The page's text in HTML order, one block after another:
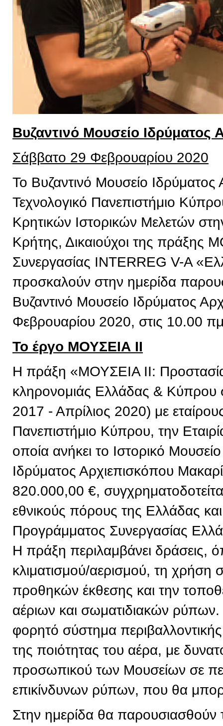
Βυζαντινό Μουσείο Ιδρύματος
Σάββατο 29 Φεβρουαρίου 2020
Το Βυζαντινό Μουσείο
Τεχνολογικό Πανεπιστήμιο
Κρητικών Ιστορικών Μελετών
Κρήτης, Δικαιούχοι της πράξης
Συνεργασίας INTERREG V-A
προσκαλούν στην ημερίδα
Βυζαντινό Μουσείο Ιδρύματος
Φεβρουαρίου 2020, στις 10.00
Το έργο ΜΟΥΣΕΙΑ ΙΙ
Η πράξη «ΜΟΥΣΕΙΑ ΙΙ: Προστασία
κληρονομιάς Ελλάδας & Κύπρου
2017 - Απρίλιος 2020) με
Πανεπιστήμιο Κύπρου, την
οποία ανήκει το Ιστορικό
Ιδρύματος Αρχιεπισκόπου
820.000,00 €,
εθνικούς πόρους της Ελλάδας
Προγράμματος Συνεργασίας
Η πράξη περιλαμβάνει δράσεις,
κλιματισμού/αερισμού, τη χρήση
προθηκών έκθεσης και την
αέριων και σωματιδιακών
φορητό σύστημα
της ποιότητας του αέρα, με
προσωπικού των Μουσείων σε
επικίνδυνων ρύπων, που θα
Στην ημερίδα θα